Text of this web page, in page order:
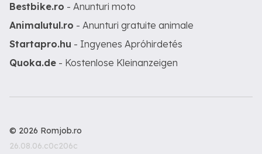
Bestbike.ro - Anunturi moto
Animalutul.ro - Anunturi gratuite animale
Startapro.hu - Ingyenes Apróhirdetés
Quoka.de - Kostenlose Kleinanzeigen
© 2026 Romjob.ro
26.08.06.c0c206c